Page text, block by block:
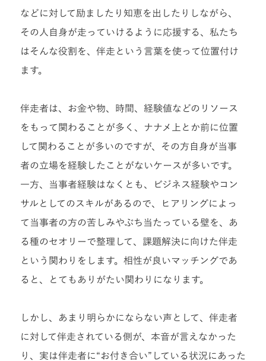
などに対して励ましたり知恵を出したりしながら、
その人自身が走っていけるように応援する、私たち
はそんな役割を、伴走という言葉を使って位置付け
ます。
伴走者は、お金や物、時間、経験値などのリソース
をもって関わることが多く、ナナメ上とか前に位置
して関わることが多いのですが、その方自身が当事
者の立場を経験したことがないケースが多いです。
一方、当事者経験はなくとも、ビジネス経験やコン
サルとしてのスキルがあるので、ヒアリングによっ
て当事者の方の苦しみやぶち当たっている壁を、あ
る種のセオリーで整理して、課題解決に向けた伴走
という関わりをします。相性が良いマッチングであ
ると、とてもありがたい関わりになります。
しかし、あまり明らかにならない声として、伴走者
に対して伴走されている側が、本音が言えなかった
り、実は伴走者に“お付き合い”している状況にあった